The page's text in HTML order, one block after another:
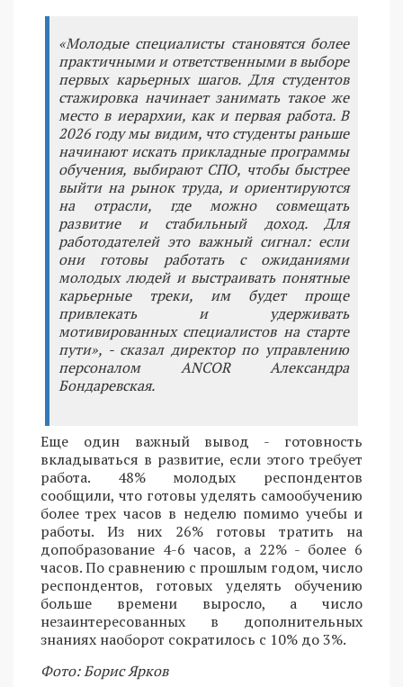
«Молодые специалисты становятся более
практичными и ответственными в выборе
первых карьерных шагов. Для студентов
стажировка начинает занимать такое же
место в иерархии, как и первая работа. В
2026 году мы видим, что студенты раньше
начинают искать прикладные программы
обучения, выбирают СПО, чтобы быстрее
выйти на рынок труда, и ориентируются
на отрасли, где можно совмещать
развитие и стабильный доход. Для
работодателей это важный сигнал: если
они готовы работать с ожиданиями
молодых людей и выстраивать понятные
карьерные треки, им будет проще
привлекать и удерживать
мотивированных специалистов на старте
пути», - сказал директор по управлению
персоналом ANCOR Александра
Бондаревская.
Еще один важный вывод - готовность
вкладываться в развитие, если этого требует
работа. 48% молодых респондентов
сообщили, что готовы уделять самообучению
более трех часов в неделю помимо учебы и
работы. Из них 26% готовы тратить на
допобразование 4-6 часов, а 22% - более 6
часов. По сравнению с прошлым годом, число
респондентов, готовых уделять обучению
больше времени выросло, а число
незаинтересованных в дополнительных
знаниях наоборот сократилось с 10% до 3%.
Фото: Борис Ярков